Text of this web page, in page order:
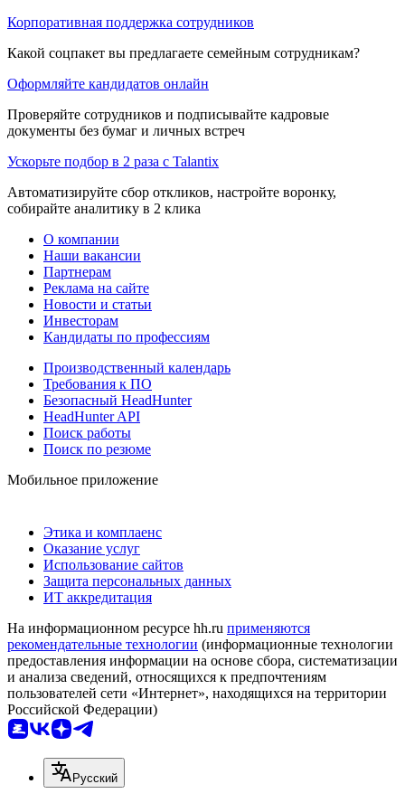
Корпоративная поддержка сотрудников
Какой соцпакет вы предлагаете семейным сотрудникам?
Оформляйте кандидатов онлайн
Проверяйте сотрудников и подписывайте кадровые
документы без бумаг и личных встреч
Ускорьте подбор в 2 раза с Talantix
Автоматизируйте сбор откликов, настройте воронку,
собирайте аналитику в 2 клика
О компании
Наши вакансии
Партнерам
Реклама на сайте
Новости и статьи
Инвесторам
Кандидаты по профессиям
Производственный календарь
Требования к ПО
Безопасный HeadHunter
HeadHunter API
Поиск работы
Поиск по резюме
Мобильное приложение
Этика и комплаенс
Оказание услуг
Использование сайтов
Защита персональных данных
ИТ аккредитация
На информационном ресурсе hh.ru применяются
рекомендательные технологии (информационные технологии
предоставления информации на основе сбора, систематизации
и анализа сведений, относящихся к предпочтениям
пользователей сети «Интернет», находящихся на территории
Российской Федерации)
Русский